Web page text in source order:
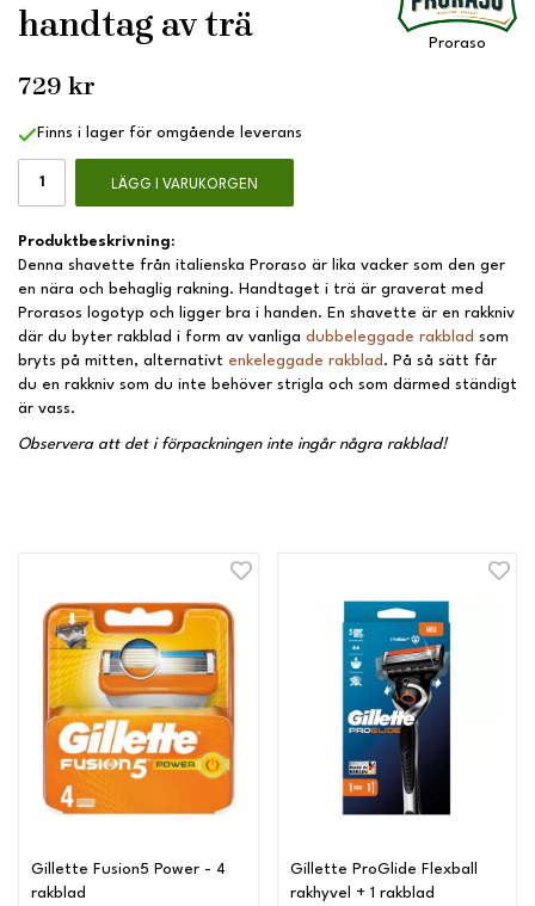
handtag av trä
Proraso
729 kr
Finns i lager för omgående leverans
LÄGG I VARUKORGEN
Produktbeskrivning:
Denna shavette från italienska Proraso är lika vacker som den ger
en nära och behaglig rakning. Handtaget i trä är graverat med
Prorasos logotyp och ligger bra i handen. En shavette är en rakkniv
där du byter rakblad i form av vanliga dubbeleggade rakblad som
bryts på mitten, alternativt enkeleggade rakblad . På så sätt får
du en rakkniv som du inte behöver strigla och som därmed ständigt
är vass.
Observera att det i förpackningen inte ingår några rakblad!
Gillette Fusion5 Power - 4
rakblad
Gillette ProGlide Flexball
rakhyvel + 1 rakblad